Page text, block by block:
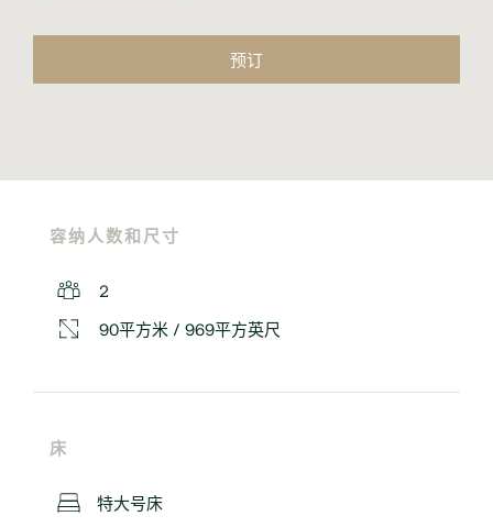
预订
容纳人数和尺寸
2
90平方米 / 969平方英尺
床
特大号床